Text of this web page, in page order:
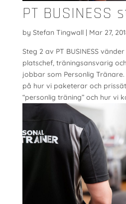
PT BUSINESS
by Stefan Tingwall| Mar 27,
Steg 2 av PT BUSINESS
platschef, träningsansvarig
jobbar som Personlig
på hur vi paketerar och
“personlig träning” och hur vi